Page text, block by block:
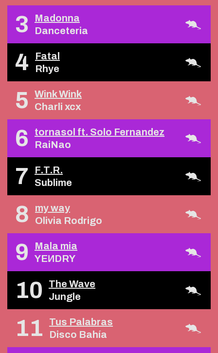
3
Madonna
Danceteria
4
Fatal
Rhye
5
Wink Wink
Charli xcx
6
tornasol ft. Solo Fernandez
RaiNao
7
F.T.R.
Sublime
8
my way
Olivia Rodrigo
9
Mala mia
YEИDRY
10
The Wave
Jungle
11
Tus Palabras
Disco Bahía